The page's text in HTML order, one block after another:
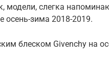
модели, слегка
осень-зима 2018-2019.
блеском Givenchy на